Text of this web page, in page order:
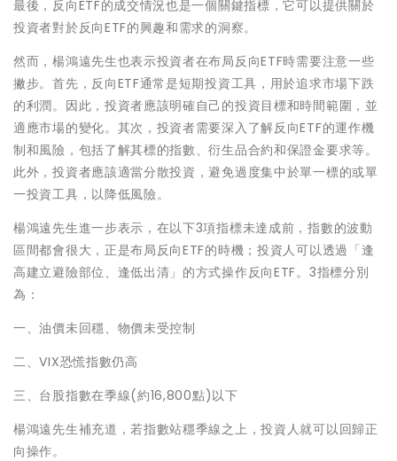
最後，反向ETF的成交情況也是一個關鍵指標，它可以提供關於
投資者對於反向ETF的興趣和需求的洞察。
然而，楊鴻遠先生也表示投資者在布局反向ETF時需要注意一些
撇步。首先，反向ETF通常是短期投資工具，用於追求市場下跌
的利潤。因此，投資者應該明確自己的投資目標和時間範圍，並
適應市場的變化。其次，投資者需要深入了解反向ETF的運作機
制和風險，包括了解其標的指數、衍生品合約和保證金要求等。
此外，投資者應該適當分散投資，避免過度集中於單一標的或單
一投資工具，以降低風險。
楊鴻遠先生進一步表示，在以下3項指標未達成前，指數的波動
區間都會很大，正是布局反向ETF的時機；投資人可以透過「逢
高建立避險部位、逢低出清」的方式操作反向ETF。3指標分別
為：
一、油價未回穩、物價未受控制
二、VIX恐慌指數仍高
三、台股指數在季線(約16,800點)以下
楊鴻遠先生補充道，若指數站穩季線之上，投資人就可以回歸正
向操作。